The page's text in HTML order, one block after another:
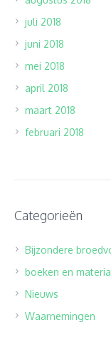
juli 2018
juni 2018
mei 2018
april 2018
maart 2018
februari 2018
Categorieën
Bijzondere
boeken en
Nieuws
Waarnemingen